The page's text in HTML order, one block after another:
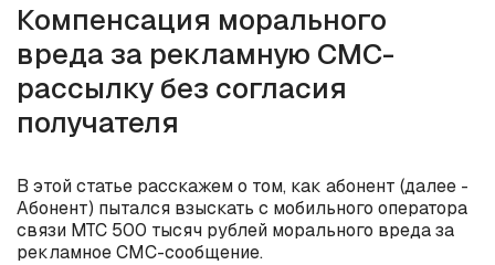
Компенсация морального
вреда за рекламную СМС-
рассылку без согласия
получателя
В этой статье расскажем о том, как абонент (далее -
Абонент) пытался взыскать с мобильного оператора
связи МТС 500 тысяч рублей морального вреда за
рекламное СМС-сообщение.